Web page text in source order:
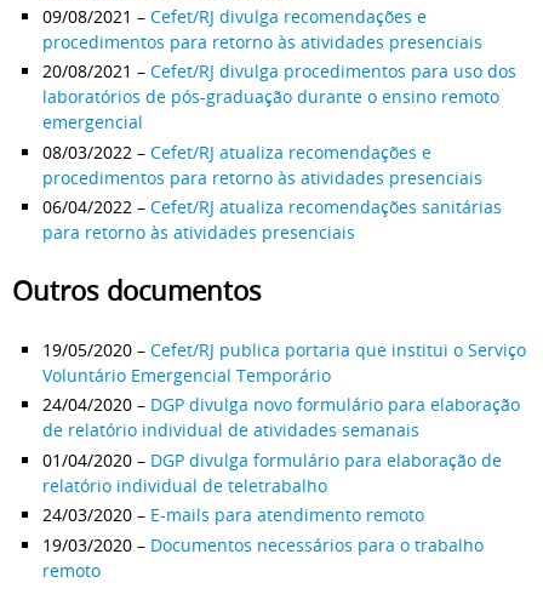
09/08/2021 – Cefet/RJ divulga recomendações e
procedimentos para retorno às atividades presenciais
20/08/2021 – Cefet/RJ divulga procedimentos para uso dos
laboratórios de pós-graduação durante o ensino remoto
emergencial
08/03/2022 – Cefet/RJ atualiza recomendações e
procedimentos para retorno às atividades presenciais
06/04/2022 – Cefet/RJ atualiza recomendações sanitárias
para retorno às atividades presenciais
Outros documentos
19/05/2020 – Cefet/RJ publica portaria que institui o Serviço
Voluntário Emergencial Temporário
24/04/2020 – DGP divulga novo formulário para elaboração
de relatório individual de atividades semanais
01/04/2020 – DGP divulga formulário para elaboração de
relatório individual de teletrabalho
24/03/2020 – E-mails para atendimento remoto
19/03/2020 – Documentos necessários para o trabalho
remoto